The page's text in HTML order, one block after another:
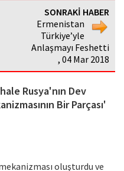
SONRAKİ HABER
Ermenistan
Türkiye’yle
Anlaşmayı Feshetti
, 04 Mar 2018
Rusya'nın Dev
Bir Parçası'
oluşturdu ve